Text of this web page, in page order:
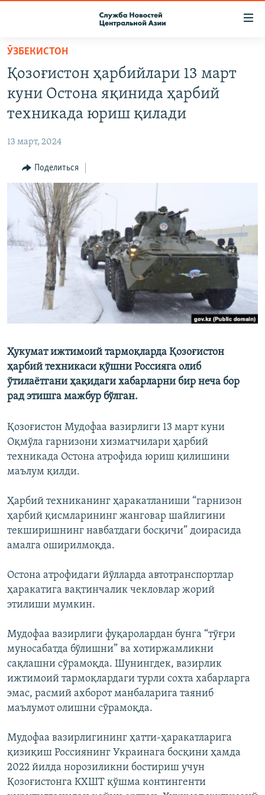
Вернуться
основному
содержанию
Вернутся
главной
навигации
Вернутся
поиску
ПОДПИСКА
КОНТАКТЫ
НАСТОЯЩЕЕ ВРЕМЯ
МИГРАНТ МЕДИА
ӮЗБЕКИСТОН
Қозоғистон ҳарбийлари 13 март
куни Остона яқинида ҳарбий
техникада юриш қилади
13 март, 2024
Поделиться
Ҳукумат ижтимоий тармоқларда Қозоғистон
ҳарбий техникаси қўшни Россияга олиб
ўтилаётгани ҳақидаги хабарларни бир неча бор
рад этишга мажбур бўлган.
Қозоғистон Мудофаа вазирлиги 13 март куни
Оқмўла гарнизони хизматчилари ҳарбий
техникада Остона атрофида юриш қилишини
маълум қилди.
Ҳарбий техниканинг ҳаракатланиши “гарнизон
ҳарбий қисмларининг жанговар шайлигини
текширишнинг навбатдаги босқичи” доирасида
амалга оширилмоқда.
Остона атрофидаги йўлларда автотранспортлар
ҳаракатига вақтинчалик чекловлар жорий
этилиши мумкин.
Мудофаа вазирлиги фуқаролардан бунга “тўғри
муносабатда бўлишни” ва хотиржамликни
сақлашни сўрамоқда. Шунингдек, вазирлик
ижтимоий тармоқлардаги турли сохта хабарларга
эмас, расмий ахборот манбаларига таяниб
маълумот олишни сўрамоқда.
Мудофаа вазирлигининг ҳатти-ҳаракатларига
қизиқиш Россиянинг Украинага босқини ҳамда
2022 йилда норозиликни бостириш учун
Қозоғистонга КХШТ қўшма контингенти